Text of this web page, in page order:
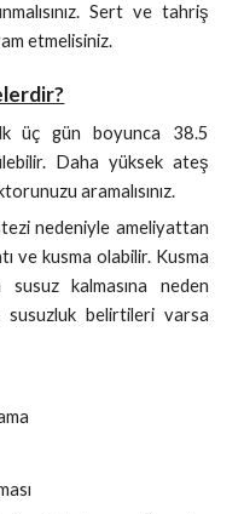
Sert ve tahriş
etmelisiniz.
üç gün boyunca 38.5
Daha yüksek ateş
aramalısınız.
nedeniyle ameliyattan
ve kusma olabilir. Kusma
kalmasına neden
susuzluk belirtileri varsa